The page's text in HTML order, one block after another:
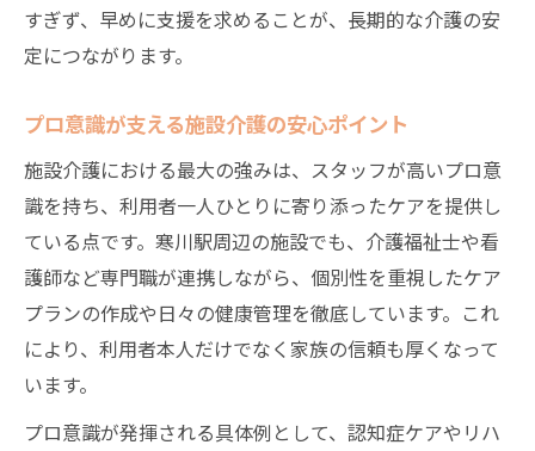
すぎず、早めに支援を求めることが、長期的な介護の安
定につながります。
プロ意識が支える施設介護の安心ポイント
施設介護における最大の強みは、スタッフが高いプロ意
識を持ち、利用者一人ひとりに寄り添ったケアを提供し
ている点です。寒川駅周辺の施設でも、介護福祉士や看
護師など専門職が連携しながら、個別性を重視したケア
プランの作成や日々の健康管理を徹底しています。これ
により、利用者本人だけでなく家族の信頼も厚くなって
います。
プロ意識が発揮される具体例として、認知症ケアやリハ